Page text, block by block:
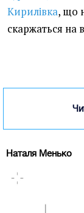
Кирилівка, що
скаржаться на
Наталя Менько